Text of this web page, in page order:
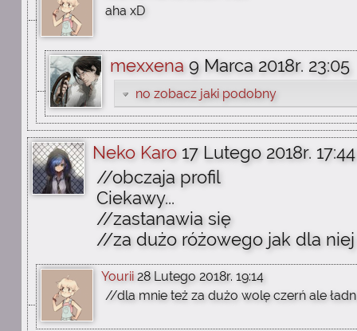
aha xD
mexxena 9 Marca 2018r. 23:05
no zobacz jaki podobny
Neko Karo 17 Lutego 2018r. 17:44
//obczaja profil
Ciekawy...
//zastanawia się
//za dużo różowego jak dla niej
Yourii 28 Lutego 2018r. 19:14
//dla mnie też za dużo wolę czerń ale